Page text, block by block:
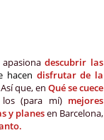
descubrir las
hacen disfrutar de la
que, en Qué se cuece
(para mí) mejores
y planesen Barcelona,